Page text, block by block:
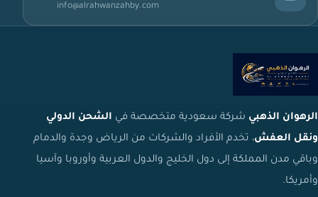
info@alrahwanzahby.com
الرهوان الذهبي شركة سعودية متخصصة في الشحن الدولي
ونقل العفش، تخدم الأفراد والشركات من الرياض وجدة والدمام
وباقي مدن المملكة إلى دول الخليج والدول العربية وأوروبا وآسيا
وأمريكا.